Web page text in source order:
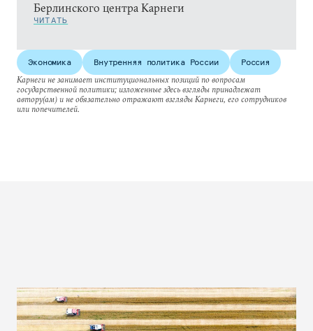
Берлинского центра Карнеги
ЧИТАТЬ
Экономика Внутренняя политика России
Россия
Карнеги не занимает институциональных позиций по вопросам
государственной политики; изложенные здесь взгляды принадлежат
автору(ам) и не обязательно отражают взгляды Карнеги, его сотрудников
или попечителей.